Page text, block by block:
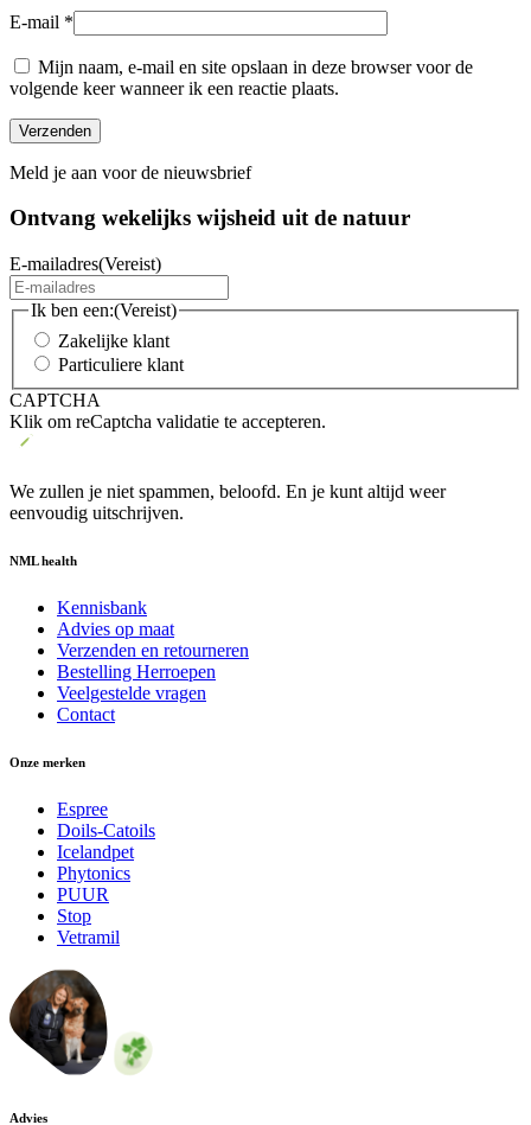
E-mail *
Mijn naam, e-mail en site opslaan in deze browser voor de
volgende keer wanneer ik een reactie plaats.
Meld je aan voor de nieuwsbrief
Ontvang wekelijks wijsheid uit de natuur
E-mailadres(Vereist)
Ik ben een:(Vereist)
Zakelijke klant
Particuliere klant
CAPTCHA
Klik om reCaptcha validatie te accepteren.
We zullen je niet spammen, beloofd. En je kunt altijd weer
eenvoudig uitschrijven.
NML health
Kennisbank
Advies op maat
Verzenden en retourneren
Bestelling Herroepen
Veelgestelde vragen
Contact
Onze merken
Espree
Doils-Catoils
Icelandpet
Phytonics
PUUR
Stop
Vetramil
Advies